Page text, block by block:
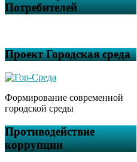
Потребителей
Проект Городская среда
Формирование современной
городской среды
Противодействие
коррупции